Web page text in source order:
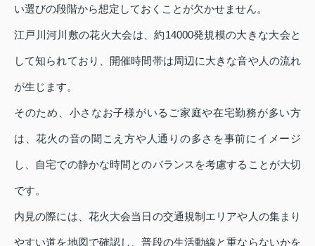
い選びの段階から想定しておくことが欠かせません。
江戸川河川敷の花火大会は、約14000発規模の大きな大会と
して知られており、開催時間帯は周辺に大きな音や人の流れ
が生じます。
そのため、小さなお子様がいるご家庭や在宅勤務が多い方
は、花火の音の聞こえ方や人通りの多さを事前にイメージ
し、自宅での静かな時間とのバランスを考慮することが大切
です。
内見の際には、花火大会当日の交通規制エリアや人の集まり
やすい道を地図で確認し、普段の生活動線と重ならないかを